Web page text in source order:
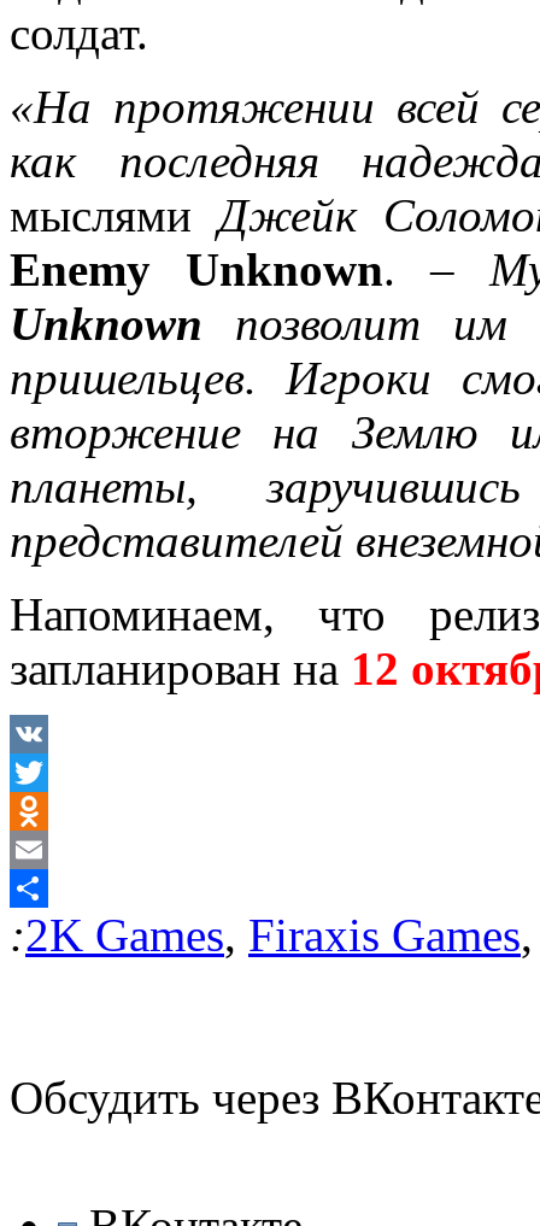
солдат.
«На протяжении всей
как последняя
мыслямиДжейк
Enemy Unknown. –
Unknown позволит им
пришельцев. Игроки
вторжение на Землю
планеты,
представителей
Напоминаем, что
запланирован на 12
VK
Twitter
Odnoklassniki
Email
Отправить
:2K Games, Firaxis Games
Обсудить через